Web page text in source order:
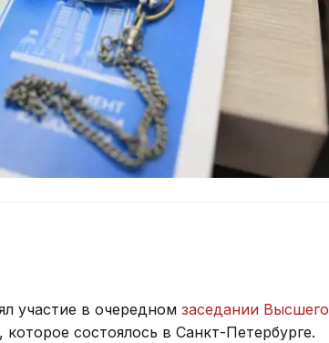
участие в очередном заседании Высшего
, которое состоялось в Санкт-Петербурге.